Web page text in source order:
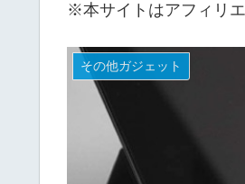
※本サイトはアフィリ
その他ガジェット